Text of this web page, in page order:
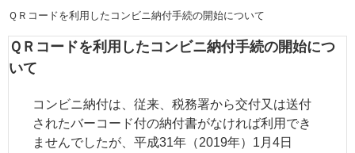
ＱＲコードを利用したコンビニ納付手続の開始について
ＱＲコードを利用したコンビニ納付手続の開始につ
いて
コンビニ納付は、従来、税務署から交付又は送付
されたバーコード付の納付書がなければ利用でき
ませんでしたが、平成31年（2019年）1月4日